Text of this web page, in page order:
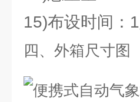
15)布设时间：
四、外箱尺寸图